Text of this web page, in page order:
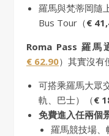
羅馬與梵蒂岡隨
Bus Tour（€
Roma Pass 羅馬
€ 62.90）其實沒有
可搭乘羅馬大眾
軌、巴士）（€
免費進入任兩個
羅馬競技場